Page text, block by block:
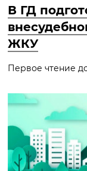
В ГД
ЖКУ
Первое чтение